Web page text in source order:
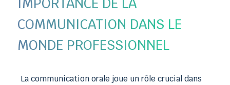
COMMUNICATION DANS LE
MONDE PROFESSIONNEL
La communication orale joue un rôle crucial dans